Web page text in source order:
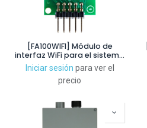
[FA100WIFI] Módulo de
interfaz WiFi para el sistema
de aspiración FA100
Iniciar sesión para ver el
precio